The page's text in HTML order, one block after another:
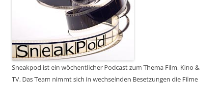
Sneakpod ist ein wöchentlicher Podcast zum Thema Film, Kino &
TV. Das Team nimmt sich in wechselnden Besetzungen die Filme